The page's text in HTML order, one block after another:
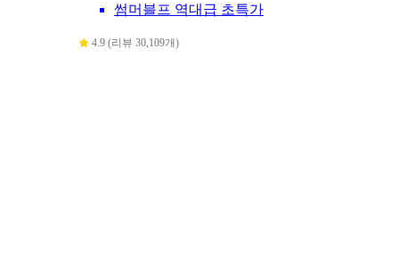
썸머블프 역대급 초특가
4.9 (리뷰 30,109개)